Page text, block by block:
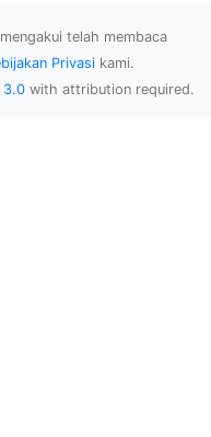
telah membaca
Privasi kami.
3.0 with attribution required.